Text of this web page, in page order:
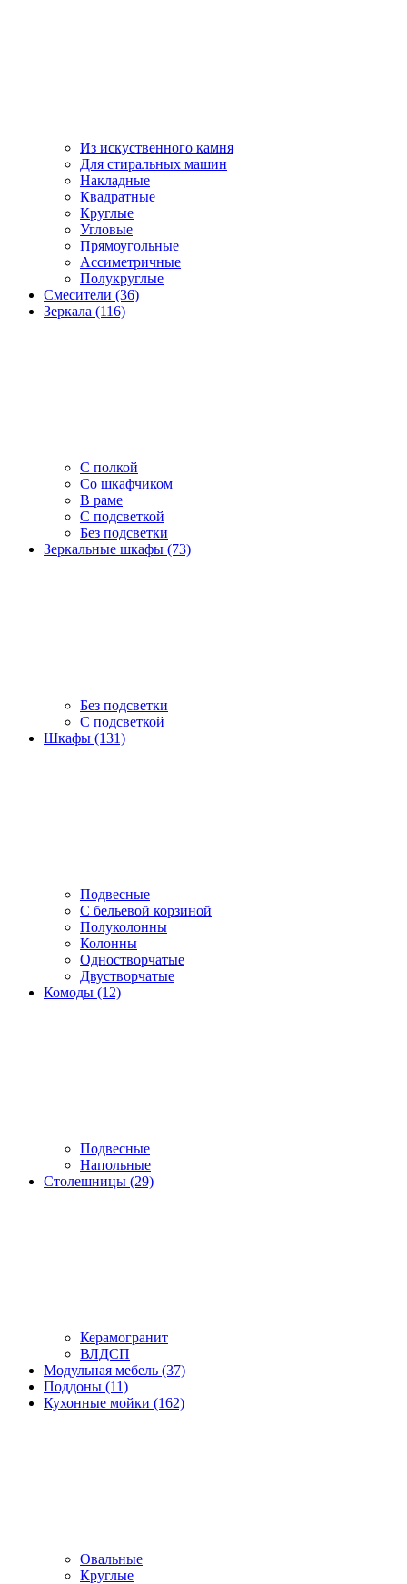
Из искуственного камня
Для стиральных машин
Накладные
Квадратные
Круглые
Угловые
Прямоугольные
Ассиметричные
Полукруглые
Смесители (36)
Зеркала (116)
С полкой
Со шкафчиком
В раме
С подсветкой
Без подсветки
Зеркальные шкафы (73)
Без подсветки
С подсветкой
Шкафы (131)
Подвесные
С бельевой корзиной
Полуколонны
Колонны
Одностворчатые
Двустворчатые
Комоды (12)
Подвесные
Напольные
Столешницы (29)
Керамогранит
ВЛДСП
Модульная мебель (37)
Поддоны (11)
Кухонные мойки (162)
Овальные
Круглые